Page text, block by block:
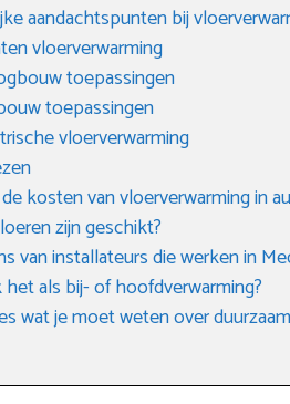
aandachtspunten bij
vloerverwarming
toepassingen
toepassingen
vloerverwarming
kosten van vloerverwarming in
zijn geschikt?
van installateurs die werken in
het als bij- of hoofdverwarming?
wat je moet weten over